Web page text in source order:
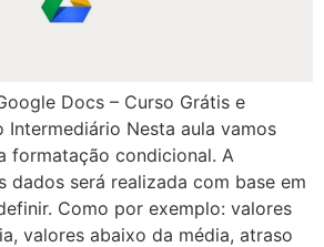
Docs – Curso Grátis e
Intermediário Nesta aula vamos
formatação condicional. A
dados será realizada com base em
Como por exemplo: valores
valores abaixo da média, atraso